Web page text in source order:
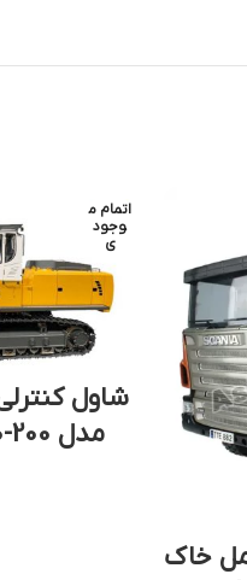
خاک
اتمام م
وجود
ی
شاول
مدل KABOLITE 970-200